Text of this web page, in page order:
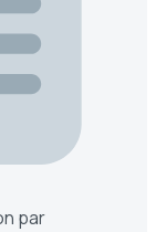
par